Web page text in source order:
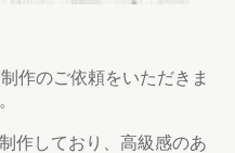
作のご依頼をいただきま
作しており、高級感のあ